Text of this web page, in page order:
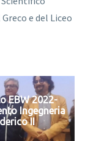
e del Liceo
EBW 2022-
Ingegneria
II